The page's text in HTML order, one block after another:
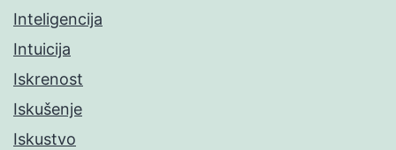
Inteligencija
Intuicija
Iskrenost
Iskušenje
Iskustvo